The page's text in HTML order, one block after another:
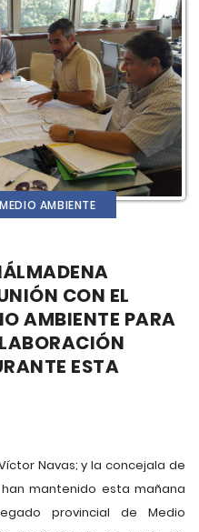
AMBIENTE
CON EL
AMBIENTE PARA
ESTA
Navas; y la concejala de
mantenido esta mañana
provincial de Medio